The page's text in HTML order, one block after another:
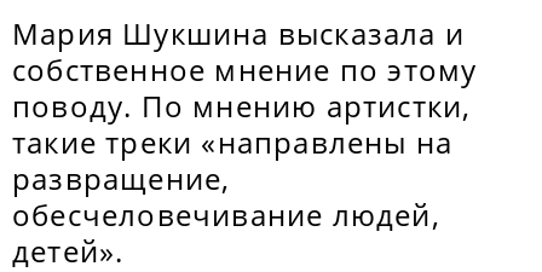
Мария Шукшина высказала и
собственное мнение по этому
поводу. По мнению артистки,
такие треки «направлены на
развращение,
обесчеловечивание людей,
детей».